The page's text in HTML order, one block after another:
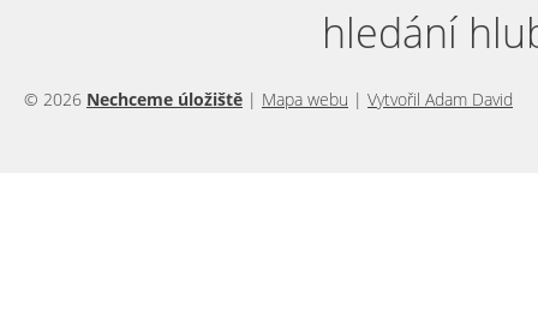
hledání
© 2026 Nechceme úložiště | Mapa webu | Vytvořil Adam David